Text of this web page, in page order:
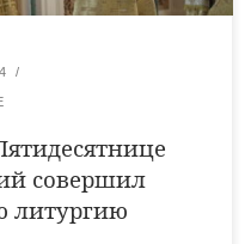
совершил
литургию